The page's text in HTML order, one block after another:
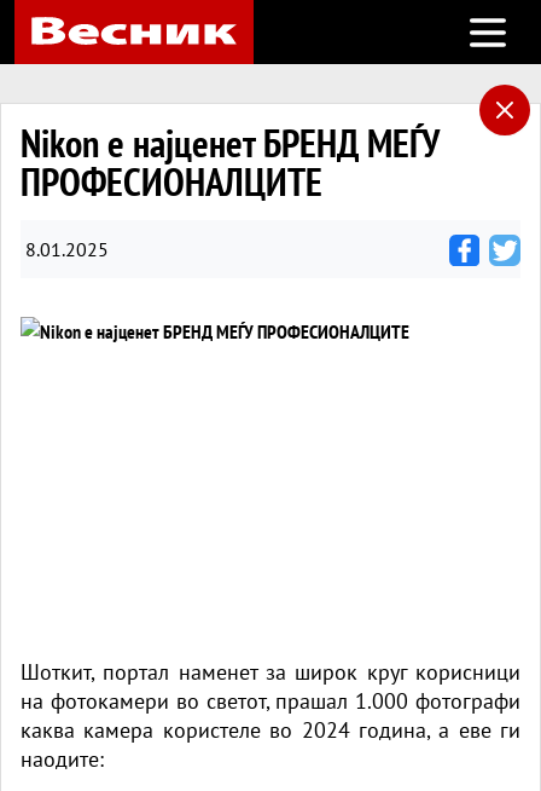
Open
Nikon е најценет БРЕНД МЕЃУ
ПРОФЕСИОНАЛЦИТЕ
8.01.2025
Шоткит, портал наменет за широк круг корисници
на фотокамери во светот, прашал 1.000 фотографи
каква камера користеле во 2024 година, а еве ги
наодите: